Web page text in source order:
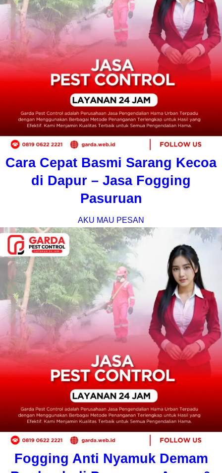
Cara Cepat Basmi Sarang Kecoa
di Dapur – Jasa Fogging
Pasuruan
AKU MAU PESAN
Fogging Anti Nyamuk Demam